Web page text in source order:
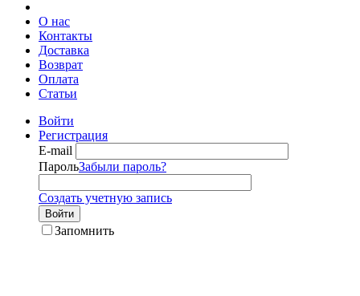
О нас
Контакты
Доставка
Возврат
Оплата
Статьи
Войти
Регистрация
E-mail
ПарольЗабыли пароль?
Создать учетную запись
Войти
Запомнить